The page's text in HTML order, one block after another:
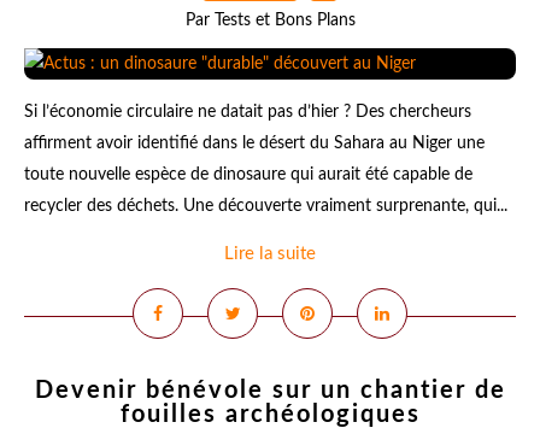
Par Tests et Bons Plans
Si l’économie circulaire ne datait pas d’hier ? Des chercheurs
affirment avoir identifié dans le désert du Sahara au Niger une
toute nouvelle espèce de dinosaure qui aurait été capable de
recycler des déchets. Une découverte vraiment surprenante, qui...
Lire la suite
Devenir bénévole sur un chantier de
fouilles archéologiques